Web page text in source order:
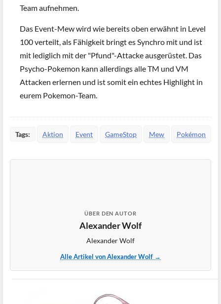
Team aufnehmen.
Das Event-Mew wird wie bereits oben erwähnt in Level
100 verteilt, als Fähigkeit bringt es Synchro mit und ist
mit lediglich mit der "Pfund"-Attacke ausgerüstet. Das
Psycho-Pokemon kann allerdings alle TM und VM
Attacken erlernen und ist somit ein echtes Highlight in
eurem Pokemon-Team.
Tags: Aktion Event GameStop Mew Pokémon
ÜBER DEN AUTOR
Alexander Wolf
Alexander Wolf
Alle Artikel von Alexander Wolf →